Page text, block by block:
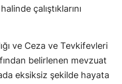
çalıştıklarını
ve Ceza ve Tevkifevleri
belirlenen mevzuat
eksiksiz şekilde hayata